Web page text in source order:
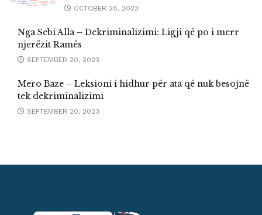
OCTOBER 28, 2023
Nga Sebi Alla – Dekriminalizimi: Ligji që po i merr
njerëzit Ramës
SEPTEMBER 20, 2023
Mero Baze – Leksioni i hidhur për ata që nuk besojnë
tek dekriminalizimi
SEPTEMBER 20, 2023